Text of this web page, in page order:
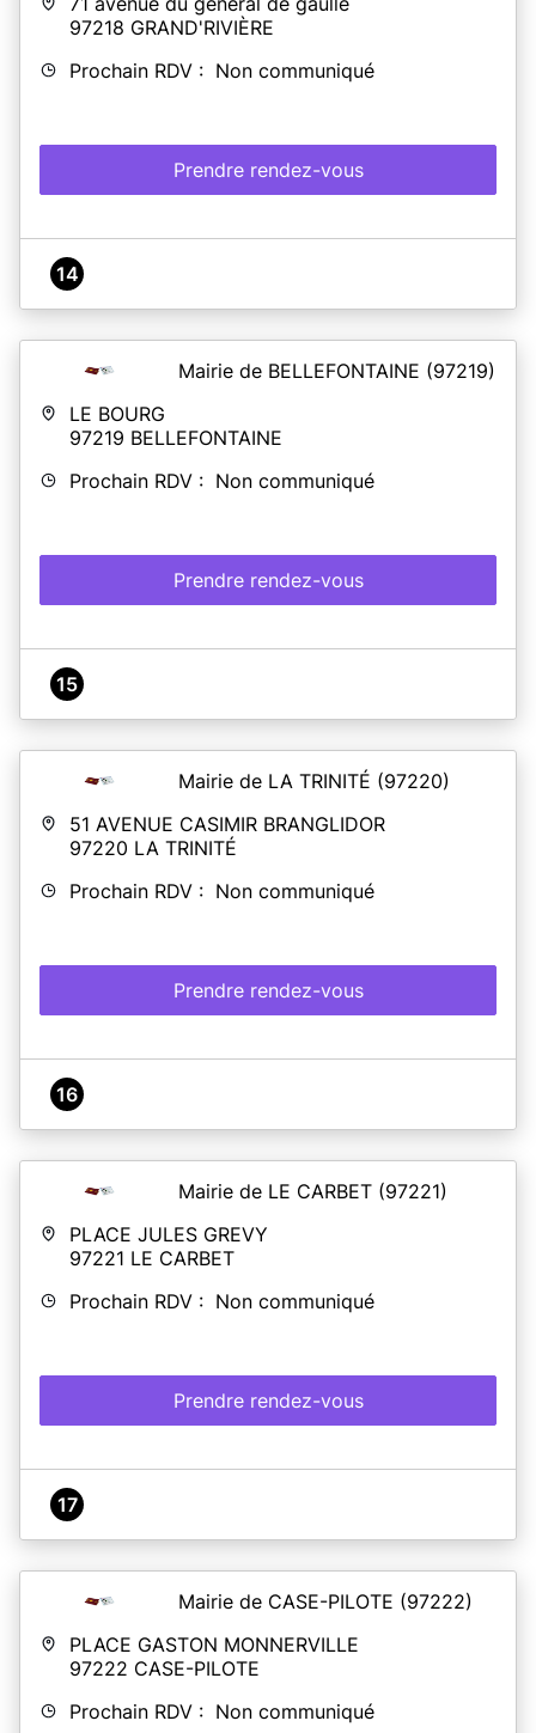
97218 GRAND'RIVIÈRE
Prochain RDV : Non communiqué
Prendre rendez-vous
14
Mairie de BELLEFONTAINE (97219)
LE BOURG
97219 BELLEFONTAINE
Prochain RDV : Non communiqué
Prendre rendez-vous
15
Mairie de LA TRINITÉ (97220)
51 AVENUE CASIMIR BRANGLIDOR
97220 LA TRINITÉ
Prochain RDV : Non communiqué
Prendre rendez-vous
16
Mairie de LE CARBET (97221)
PLACE JULES GREVY
97221 LE CARBET
Prochain RDV : Non communiqué
Prendre rendez-vous
17
Mairie de CASE-PILOTE (97222)
PLACE GASTON MONNERVILLE
97222 CASE-PILOTE
Prochain RDV : Non communiqué